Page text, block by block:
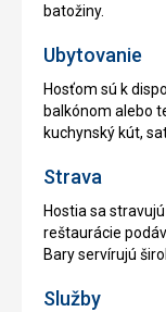
batožiny.
Ubytovanie
Hosťom sú k
balkónom alebo
kuchynský kút,
Strava
Hostia sa
reštaurácie
Bary servírujú
Služby